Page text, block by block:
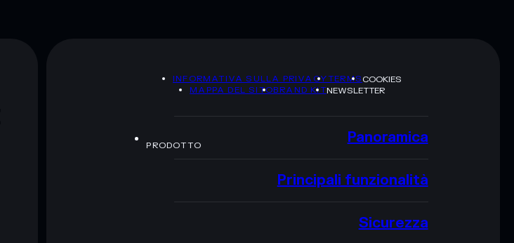
INFORMATIVA SULLA PRIVACYTERMSCOOKIES
MAPPA DEL SITOBRAND KITNEWSLETTER
PRODOTTO Panoramica
Principali funzionalità
Sicurezza